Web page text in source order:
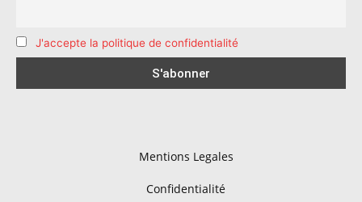
J'accepte la politique de confidentialité
Mentions Legales
Confidentialité